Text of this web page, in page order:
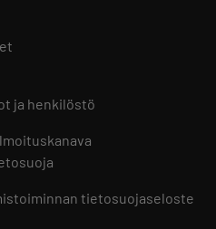
ja henkilöstö
tietosuojaseloste